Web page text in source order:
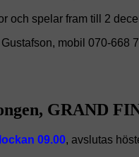
och spelar fram till 2
mobil 070-668
GRAND
09.00, avslutas